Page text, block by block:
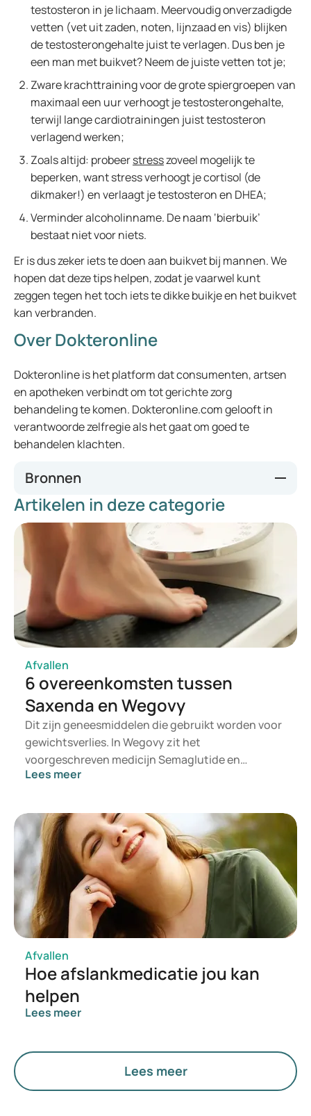
testosteron in je lichaam. Meervoudig onverzadigde
vetten (vet uit zaden, noten, lijnzaad en vis) blijken
de testosterongehalte juist te verlagen. Dus ben je
een man met buikvet? Neem de juiste vetten tot je;
Zware krachttraining voor de grote spiergroepen van
maximaal een uur verhoogt je testosterongehalte,
terwijl lange cardiotrainingen juist testosteron
verlagend werken;
Zoals altijd: probeerstresszoveel mogelijk te
beperken, want stress verhoogt je cortisol (de
dikmaker!) en verlaagt je testosteron en DHEA;
Verminder alcoholinname. De naam ‘bierbuik’
bestaat niet voor niets.
Er is dus zeker iets te doen aan buikvet bij mannen. We
hopen dat deze tips helpen, zodat je vaarwel kunt
zeggen tegen het toch iets te dikke buikje en het buikvet
kan verbranden.
Over Dokteronline
Dokteronline is het platform dat consumenten, artsen
en apotheken verbindt om tot gerichte zorg
behandeling te komen. Dokteronline.com gelooft in
verantwoorde zelfregie als het gaat om goed te
behandelen klachten.
Bronnen
de Hormoonfactor (5 januari, 2021).Breng jouw
hormonen in Balans!
Artikelen in deze categorie
Afvallen
6 overeenkomsten tussen
Saxenda en Wegovy
Dit zijn geneesmiddelen die gebruikt worden voor
gewichtsverlies. In Wegovy zit het
voorgeschreven medicijn Semaglutide en
Saxenda bevat het voorgeschreven medicijn
subcutane injectie. Saxenda dient u eenmaal
daags toe en Wegovy eenmaal per week.
Lees meer
Afvallen
Hoe afslankmedicatie jou kan
helpen
Lees meer
Lees meer